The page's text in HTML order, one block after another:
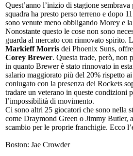
Quest’anno l’inizio di stagione
squadra ha presto perso terreno e dopo
sono venute meno obbligando Morey e
Nonostante questo le cose non sono
guarda al mercato con rinnovato spirito.
Markieff Morris dei Phoenix Suns,
Corey Brewer. Questa trade, però, non
in quanto Brewer è stato rinnovato in
salario maggiorato più del 20% rispetto
coniugato con la presenza dei Rockets
tradare un veterano in queste condizioni
l’impossibilità di movimento.
Ci sono altri 25 giocatori che sono nella
come Draymond Green o Jimmy Butler,
scambio per le proprie franchigie. Ecco
Boston: Jae Crowder